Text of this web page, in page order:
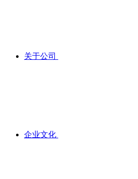
关于公司
企业文化